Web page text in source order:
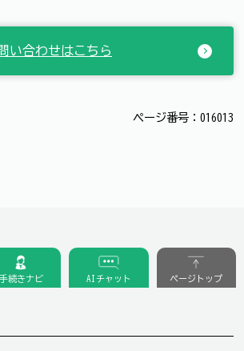
い合わせはこちら
ページ番号：016013
手続きナビ AIチャット ページトップ